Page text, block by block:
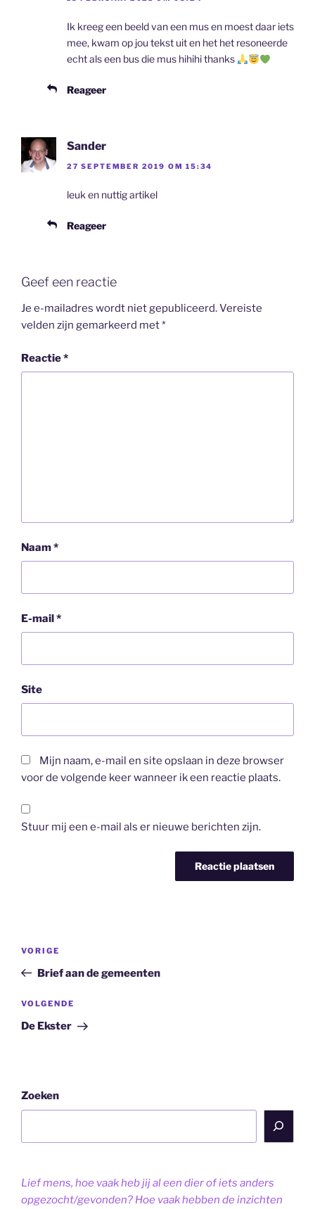
Ik kreeg een beeld van een mus en moest daar iets
mee, kwam op jou tekst uit en het het resoneerde
echt als een bus die mus hihihi thanks
Reageer
Sander
27 SEPTEMBER 2019 OM 15:34
leuk en nuttig artikel
Reageer
Geef een reactie
Je e-mailadres wordt niet gepubliceerd.Vereiste
velden zijn gemarkeerd met*
Reactie*
Naam*
E-mail*
Site
Mijn naam, e-mail en site opslaan in deze browser
voor de volgende keer wanneer ik een reactie plaats.
Stuur mij een e-mail als er nieuwe berichten zijn.
Bericht
Vorig
bericht
VORIGE
Brief aan de gemeenten
Volgend
bericht
VOLGENDE
De Ekster
Zoeken
Lief mens, hoe vaak heb jij al een dier of iets anders
opgezocht/gevonden? Hoe vaak hebben de inzichten